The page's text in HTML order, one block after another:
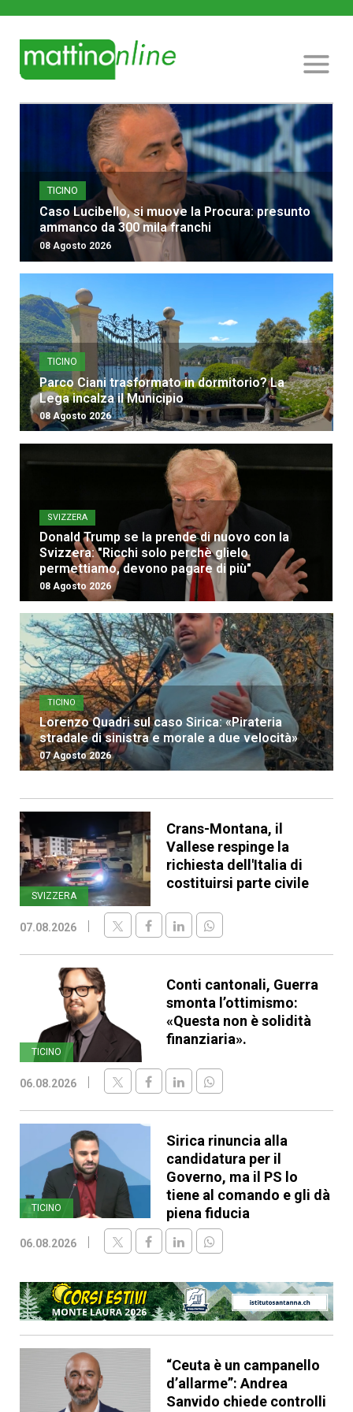
TICINO
Caso Lucibello, si muove la Procura: presunto
ammanco da 300 mila franchi
08 Agosto 2026
TICINO
Parco Ciani trasformato in dormitorio? La
Lega incalza il Municipio
08 Agosto 2026
SVIZZERA
Donald Trump se la prende di nuovo con la
Svizzera: "Ricchi solo perchè glielo
permettiamo, devono pagare di più"
08 Agosto 2026
TICINO
Lorenzo Quadri sul caso Sirica: «Pirateria
stradale di sinistra e morale a due velocità»
07 Agosto 2026
SVIZZERA
Crans-Montana, il
Vallese respinge la
richiesta dell'Italia di
costituirsi parte civile
07.08.2026
TICINO
Conti cantonali, Guerra
smonta l’ottimismo:
«Questa non è solidità
finanziaria».
06.08.2026
TICINO
Sirica rinuncia alla
candidatura per il
Governo, ma il PS lo
tiene al comando e gli dà
piena fiducia
06.08.2026
“Ceuta è un campanello
d’allarme”: Andrea
Sanvido chiede controlli